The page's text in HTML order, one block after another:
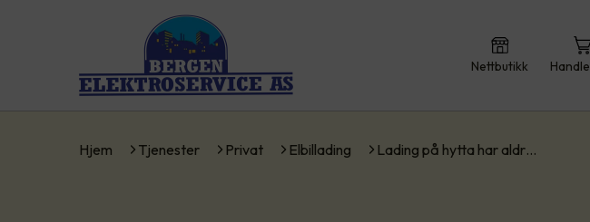
Nettbutikk
Hjem Tjenester Privat Elbillading Lading på hytta har aldr…